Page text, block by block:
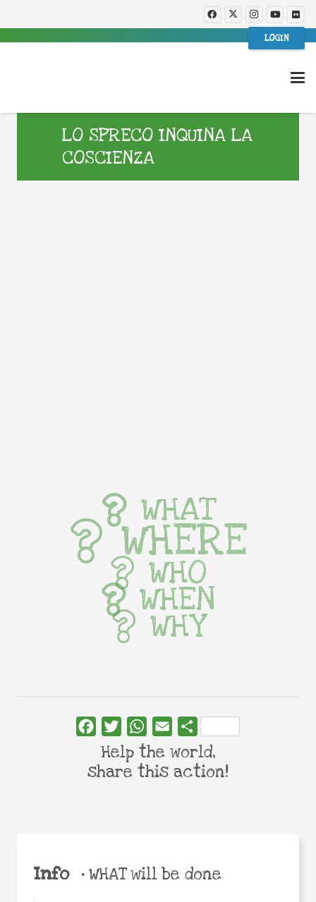
LOGIN
LO SPRECO INQUINA LA
COSCIENZA
Info •WHAT will be done
WHAT
WHERE
WHO
WHEN
WHY
FacebookTwitterWhatsApp
Email Share
Help the world,
share this action!